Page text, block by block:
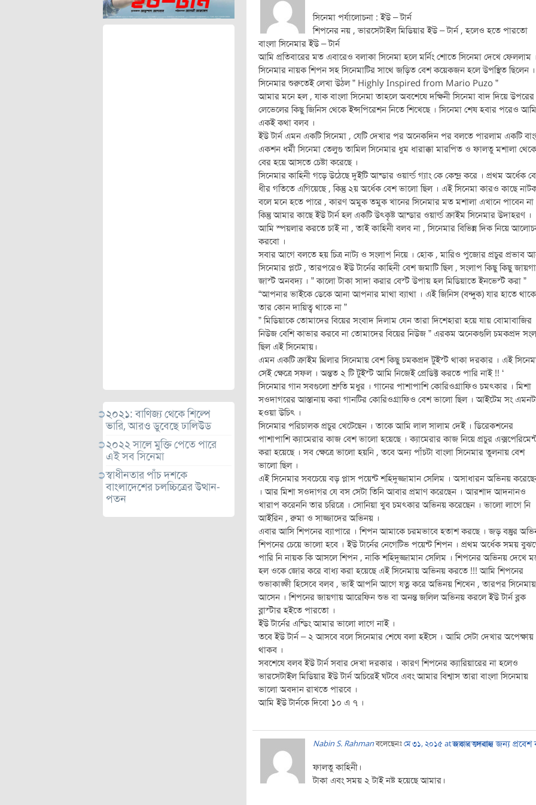
২০২১: বাণিজ্য থেকে শিল্পে
ভারি, আরও ডুবেছে ঢালিউড
২০২২ সালে মুক্তি পেতে পারে
এই সব সিনেমা
স্বাধীনতার পাঁচ দশকে
বাংলাদেশের চলচ্চিত্রের উত্থান-
পতন
সিনেমা পর্যালোচনা : ইউ – টার্ন
শিপনের নয় , ভারসেটাইল মিডিয়ার ইউ – টার্ন , হলেও হতে পারতো
বাংলা সিনেমার ইউ – টার্ন
আমি প্রতিবারের মত এবারেও বলাকা সিনেমা হলে মর্নিং শোতে সিনেমা দেখে ফেললাম ।
সিনেমার নায়ক শিপন সহ সিনেমাটির সাথে জড়িত বেশ কয়েকজন হলে উপস্থিত ছিলেন ।
সিনেমার শুরুতেই লেখা উঠল ” Highly Inspired from Mario Puzo ”
আমার মনে হল , যাক বাংলা সিনেমা তাহলে অবশেষে দক্ষিনী সিনেমা বাদ দিয়ে উপরের
লেভেলের কিছু জিনিস থেকে ইন্সপিরেশন নিতে শিখেছে । সিনেমা শেষ হবার পরেও আমি
একই কথা বলব ।
ইউ টার্ন এমন একটি সিনেমা , যেটি দেখার পর অনেকদিন পর বলতে পারলাম একটি
একশন ধর্মী সিনেমা তেলুগু তামিল সিনেমার ধুম ধারাক্কা মারপিত ও ফালতু মশালা থেকে
বের হয়ে আসতে চেষ্টা করেছে ।
সিনেমার কাহিনী গড়ে উঠেছে দুইটি আন্ডার ওয়ার্ল্ড গ্যাং কে কেন্দ্র করে । প্রথম অর্ধেক
ধীর গতিতে এগিয়েছে , কিন্তু ২য় অর্ধেক বেশ ভালো ছিল । এই সিনেমা কারও কাছে
বলে মনে হতে পারে , কারণ অমুক তমুক খানের সিনেমার মত মশালা এখানে পাবেন না
কিন্তু আমার কাছে ইউ টার্ন হল একটি উৎকৃষ্ট আন্ডার ওয়ার্ল্ড ক্রাইম সিনেমার উদাহরণ ।
আমি স্পয়লার করতে চাই না , তাই কাহিনী বলব না , সিনেমার বিভিন্ন দিক নিয়ে
করবো ।
সবার আগে বলতে হয় চিত্র নাট্য ও সংলাপ নিয়ে । হোক , মারিও পুজোর প্রচুর প্রভাব
সিনেমার প্লটে , তারপরেও ইউ টার্নের কাহিনী বেশ জমাটি ছিল , সংলাপ কিছু কিছু
জাস্ট অনবদ্য । ” কালো টাকা সাদা করার বেস্ট উপায় হল মিডিয়াতে ইনভেস্ট করা ”
“আপনার ভাইকে ডেকে আনা আপনার মাথা ব্যাথা । এই জিনিস (বন্দুক) যার হাতে থাকে
তার কোন দায়িত্ব থাকে না ”
” মিডিয়াকে তোমাদের বিয়ের সংবাদ দিলাম যেন তারা দিশেহারা হয়ে যায় বোমাবাজির
নিউজ বেশি কাভার করবে না তোমাদের বিয়ের নিউজ ” এরকম অনেকগুলি চমকপ্রদ
ছিল এই সিনেমায়।
এমন একটি ক্রাইম থ্রিলার সিনেমায় বেশ কিছু চমকপ্রদ টুইস্ট থাকা দরকার । এই
সেই ক্ষেত্রে সফল । অন্তত ২ টি টুইস্ট আমি নিজেই প্রেডিক্ট করতে পারি নাই !! ‘
সিনেমার গান সবগুলো শ্রুতি মধুর । গানের পাশাপাশি কোরিওগ্রাফিও চমৎকার । মিশা
সওদাগরের আস্তানায় করা গানটির কোরিওগ্রাফিও বেশ ভালো ছিল । আইটেম সং
হওয়া উচিৎ ।
সিনেমার পরিচালক প্রচুর খেটেছেন । তাকে আমি লাল সালাম দেই । ডিরেকশনের
পাশাপাশি ক্যামেরার কাজ বেশ ভালো হয়েছে । ক্যামেরার কাজ নিয়ে প্রচুর
করা হয়েছে । সব ক্ষেত্রে ভালো হয়নি , তবে অন্য পাঁচটা বাংলা সিনেমার তুলনায় বেশ
ভালো ছিল ।
এই সিনেমার সবচেয়ে বড় প্লাস পয়েন্ট শহিদুজ্জামান সেলিম । অসাধারন অভিনয়
। আর মিশা সওদাগর যে বস সেটা তিনি আবার প্রমাণ করেছেন । আরশাদ আদনানও
খারাপ করেননি তার চরিত্রে । সোনিয়া খুব চমৎকার অভিনয় করেছেন । ভালো লাগে নি
আইরিন , রুমা ও সাজ্জাদের অভিনয় ।
এবার আসি শিপনের ব্যাপারে । শিপন আমাকে চরমভাবে হতাশ করছে । জড় বস্তুর
শিপনের চেয়ে ভালো হবে । ইউ টার্নের নেগেটিভ পয়েন্ট শিপন । প্রথম অর্ধেক সময়
পারি নি নায়ক কি আসলে শিপন , নাকি শহিদুজ্জামান সেলিম । শিপনের অভিনয় দেখে
হল ওকে জোর করে বাধ্য করা হয়েছে এই সিনেমায় অভিনয় করতে !!! আমি শিপনের
শুভাকাঙ্ক্ষী হিসেবে বলব , ভাই আপনি আগে যত্ন করে অভিনয় শিখেন , তারপর সিনেমায়
আসেন । শিপনের জায়গায় আরেফিন শুভ বা অনন্ত জলিল অভিনয় করলে ইউ টার্ন ব্লক
ব্লাস্টার হইতে পারতো ।
ইউ টার্নের এন্ডিং আমার ভালো লাগে নাই ।
তবে ইউ টার্ন – ২ আসবে বলে সিনেমার শেষে বলা হইসে । আমি সেটা দেখার অপেক্ষায়
থাকব ।
সবশেষে বলব ইউ টার্ন সবার দেখা দরকার । কারণ শিপনের ক্যারিয়ারের না হলেও
ভারসেটাইল মিডিয়ার ইউ টার্ন অচিরেই ঘটবে এবং আমার বিশ্বাস তারা বাংলা সিনেমায়
ভালো অবদান রাখতে পারবে ।
আমি ইউ টার্নকে দিবো ১০ এ ৭ ।
Nabin S. Rahmanবলেছেনঃমে ৩১, ২০১৫ at ৪:৪৬ অপরাহ্ন
ফালতু কাহিনী।
টাকা এবং সময় ২ টাই নষ্ট হয়েছে আমার।
জবাব দেবার জন্য